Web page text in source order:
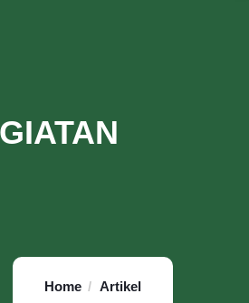
Home Artikel